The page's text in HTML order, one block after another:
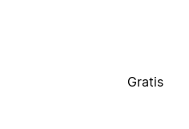
Gratis